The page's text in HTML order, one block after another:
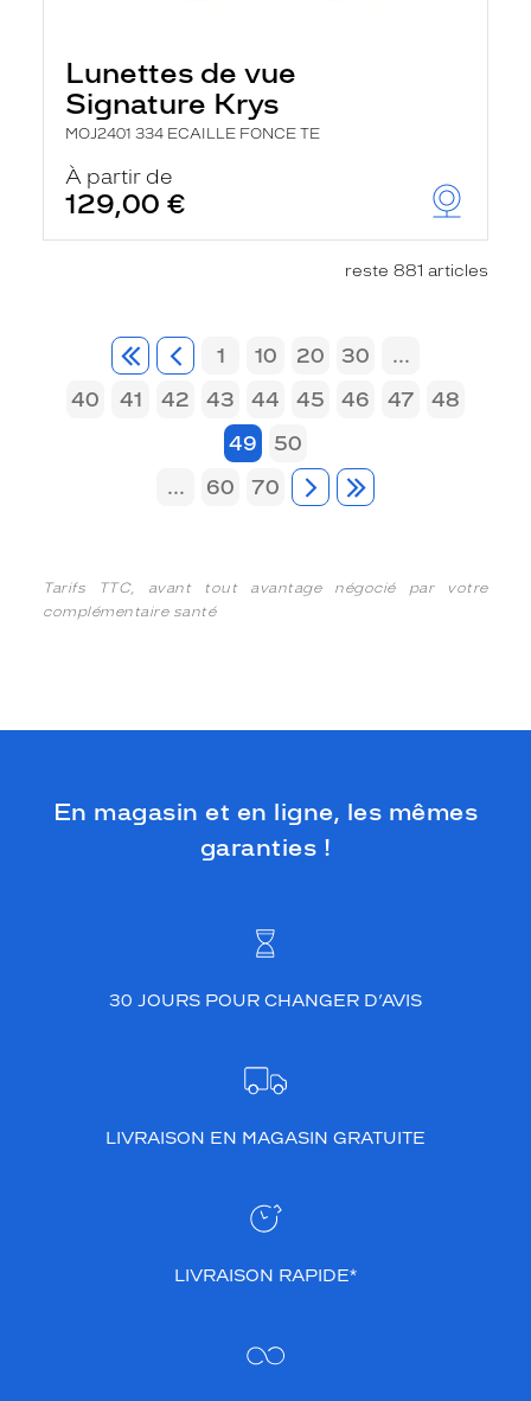
Lunettes de vue
Signature Krys
MOJ2401 334 ECAILLE FONCE TE
À partir de
129,00 €
reste 881 articles
1 10 20 30
...
40
41 42 43 44 45 46 47
48
49
50
...
60 70
Tarifs TTC, avant tout avantage négocié par votre
complémentaire santé
En magasin et en ligne, les mêmes
garanties !
30 JOURS POUR CHANGER D’AVIS
LIVRAISON EN MAGASIN GRATUITE
LIVRAISON RAPIDE*